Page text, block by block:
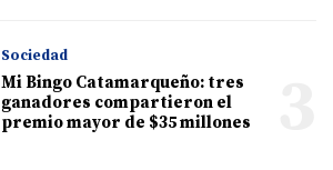
Sociedad
Mi Bingo Catamarqueño: tres
ganadores compartieron el
premio mayor de $35 millones